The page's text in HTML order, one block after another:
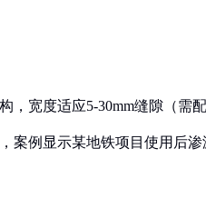
宽度适应5-30mm缝隙（需
案例显示某地铁项目使用后